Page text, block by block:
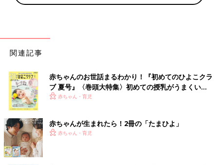
関連記事
赤ちゃんのお世話まるわかり！『初めてのひよこクラ
ブ 夏号』〈巻頭大特集〉初めての授乳がうまくい
く！ おっぱい・ミルクの基本と夏のトラブル 解決テ
赤ちゃん・育児
赤ちゃんが生まれたら！2冊の「たまひよ」
赤ちゃん・育児